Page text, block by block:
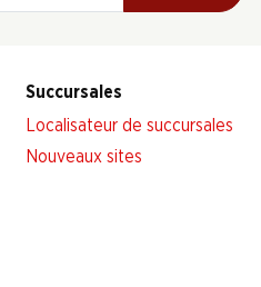
Succursales
Localisateur de succursales
Nouveaux sites